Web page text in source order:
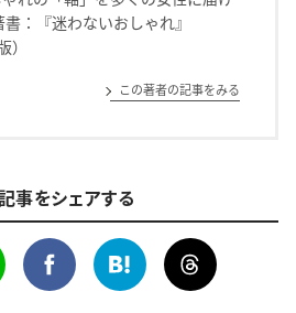
：『迷わないおしゃれ』
）
この著者の記事をみる
事をシェアする